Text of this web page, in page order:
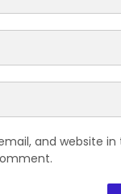
and website in